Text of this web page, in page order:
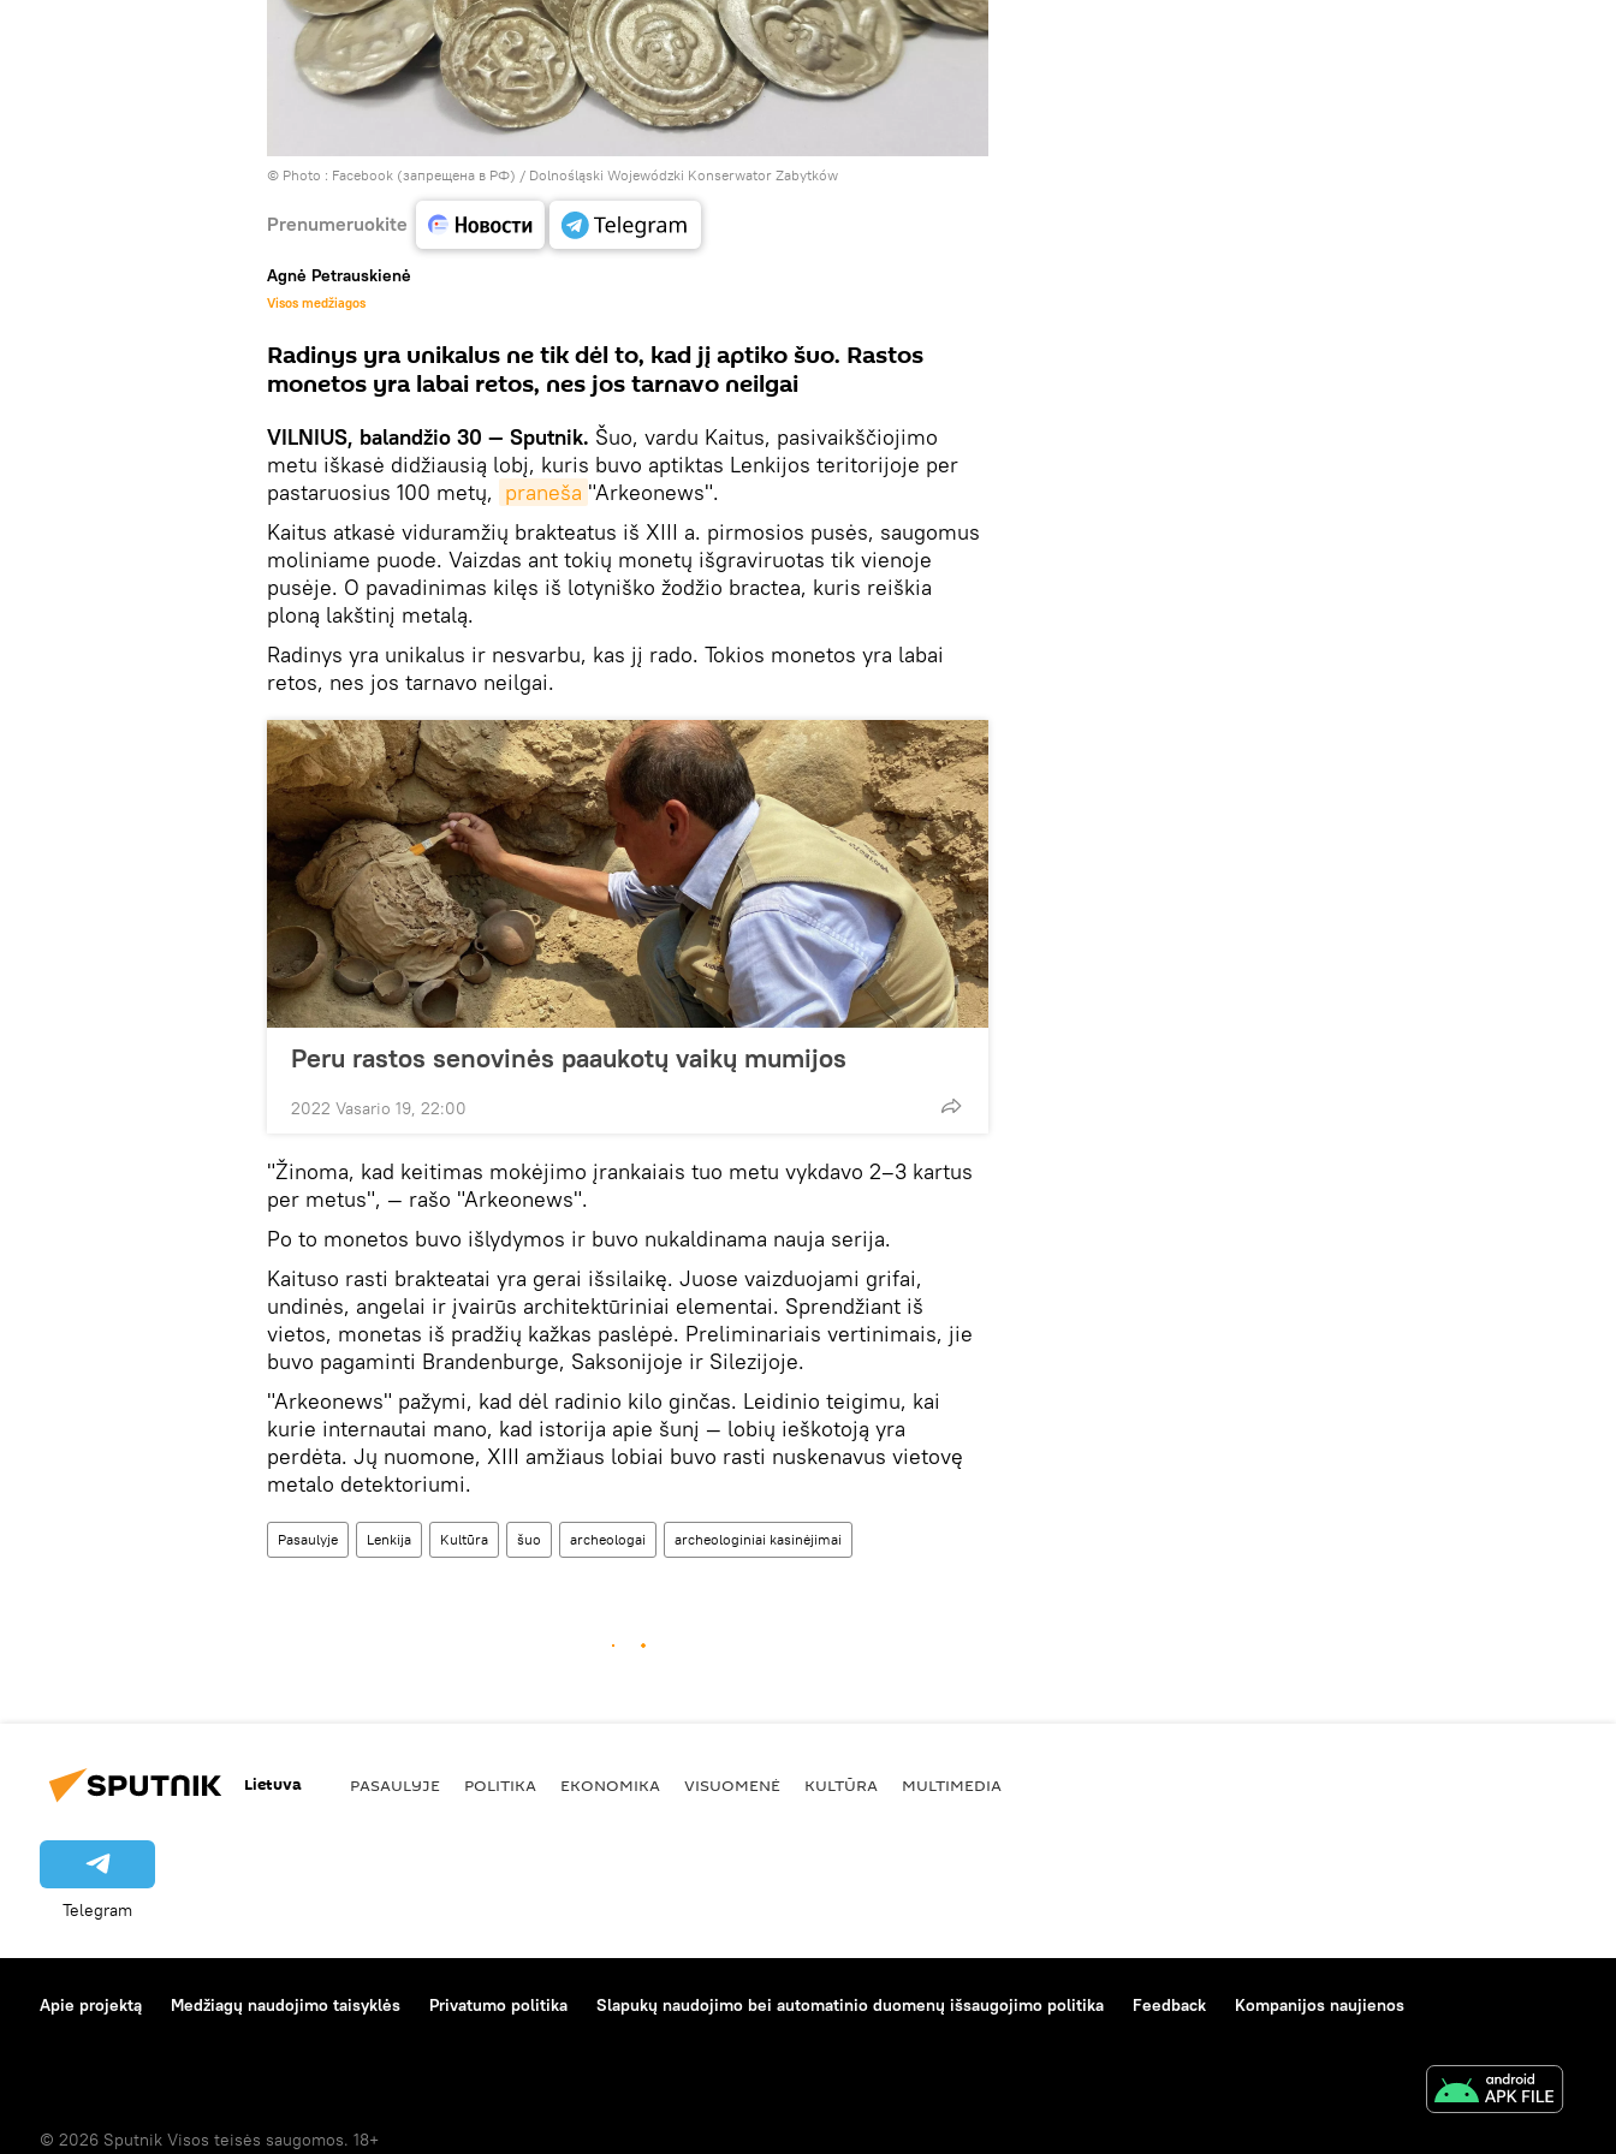
© Photo : Facebook (запрещена в РФ) / Dolnośląski Wojewódzki Konserwator Zabytków
Prenumeruokite
Agnė Petrauskienė
Visos medžiagos
Radinys yra unikalus ne tik dėl to, kad jį aptiko šuo. Rastos
monetos yra labai retos, nes jos tarnavo neilgai
VILNIUS, balandžio 30 — Sputnik. Šuo, vardu Kaitus, pasivaikščiojimo
metu iškasė didžiausią lobį, kuris buvo aptiktas Lenkijos teritorijoje per
pastaruosius 100 metų, praneša "Arkeonews".
Kaitus atkasė viduramžių brakteatus iš XIII a. pirmosios pusės, saugomus
moliniame puode. Vaizdas ant tokių monetų išgraviruotas tik vienoje
pusėje. O pavadinimas kilęs iš lotyniško žodžio bractea, kuris reiškia
ploną lakštinį metalą.
Radinys yra unikalus ir nesvarbu, kas jį rado. Tokios monetos yra labai
retos, nes jos tarnavo neilgai.
Peru rastos senovinės paaukotų vaikų mumijos
2022 Vasario 19, 22:00
"Žinoma, kad keitimas mokėjimo įrankaiais tuo metu vykdavo 2–3 kartus
per metus", — rašo "Arkeonews".
Po to monetos buvo išlydymos ir buvo nukaldinama nauja serija.
Kaituso rasti brakteatai yra gerai išsilaikę. Juose vaizduojami grifai,
undinės, angelai ir įvairūs architektūriniai elementai. Sprendžiant iš
vietos, monetas iš pradžių kažkas paslėpė. Preliminariais vertinimais, jie
buvo pagaminti Brandenburge, Saksonijoje ir Silezijoje.
"Arkeonews" pažymi, kad dėl radinio kilo ginčas. Leidinio teigimu, kai
kurie internautai mano, kad istorija apie šunį — lobių ieškotoją yra
perdėta. Jų nuomone, XIII amžiaus lobiai buvo rasti nuskenavus vietovę
metalo detektoriumi.
Pasaulyje Lenkija Kultūra šuo archeologai archeologiniai kasinėjimai
Lietuva PASAULYJE POLITIKA EKONOMIKA VISUOMENĖ KULTŪRA MULTIMEDIA
Telegram
Apie projektą Medžiagų naudojimo taisyklės Privatumo politika Slapukų naudojimo bei automatinio duomenų išsaugojimo politika Feedback Kompanijos naujienos
© 2026 Sputnik Visos teisės saugomos. 18+